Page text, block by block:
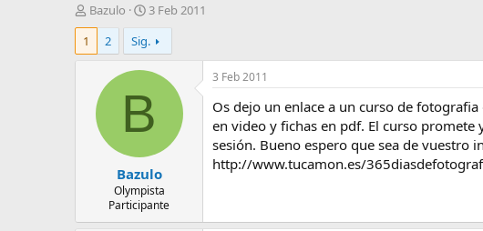
I
n
c
e
Bazulo
F
e
c
h
a
e
i
i
c
i
o
3 Feb 2011
1
2 Sig.
B
Bazulo
Olympista
Participante
3 Feb 2011
Os dejo un enlace a un curso de
en video y fichas en pdf. El curso promete
sesión. Bueno espero que sea de vuestro
http://www.tucamon.es/